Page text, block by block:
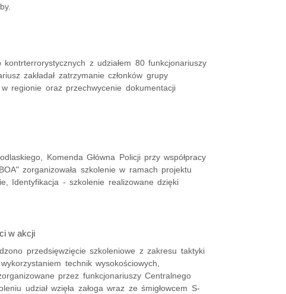
kontrterrorystycznych z udziałem 80 funkcjonariuszy
zakładał zatrzymanie członków grupy
regionie oraz przechwycenie dokumentacji
Komenda Główna Policji przy współpracy
zorganizowała szkolenie w ramach projektu
Identyfikacja - szkolenie realizowane dzięki
w akcji
przedsięwzięcie szkoleniowe z zakresu taktyki
technik wysokościowych,
przez funkcjonariuszy Centralnego
udział wzięła załoga wraz ze śmigłowcem S-